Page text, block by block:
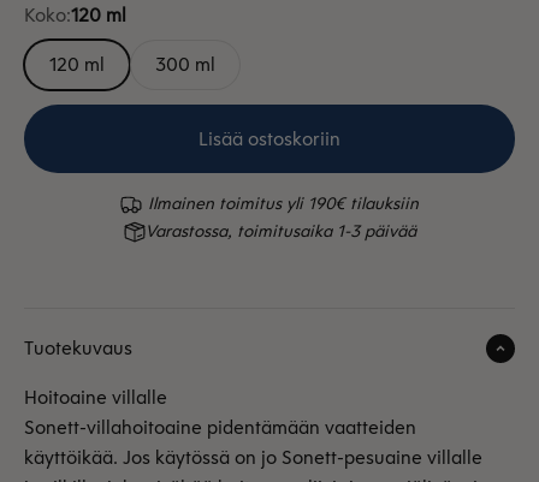
Koko:120 ml
120 ml
300 ml
Lisää ostoskoriin
Ilmainen toimitus yli 190€ tilauksiin
Varastossa, toimitusaika 1-3 päivää
Tuotekuvaus
Hoitoaine villalle
Sonett-villahoitoaine pidentämään vaatteiden
käyttöikää. Jos käytössä on jo Sonett-pesuaine villalle